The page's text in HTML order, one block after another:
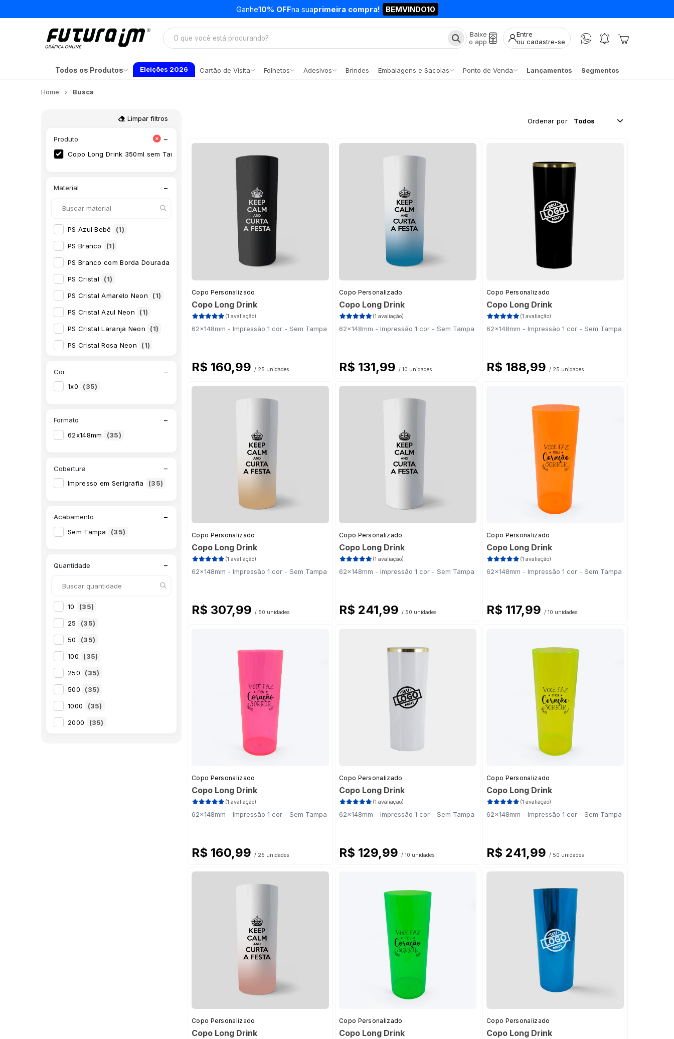
Ganhe10% OFFna suaprimeira compra! BEMVINDO10
Baixe
o app
Entre
ou cadastre-se
Todos os Produtos Eleições 2026 Cartão de Visita Folhetos Adesivos Brindes Embalagens e Sacolas Ponto de Venda Lançamentos Segmentos
Home Busca
Limpar filtros
Produto −
Copo Long Drink 350ml sem Tampa
Material −
PS Azul Bebê (1)
PS Branco (1)
PS Branco com Borda Dourada
PS Cristal (1)
PS Cristal Amarelo Neon (1)
PS Cristal Azul Neon (1)
PS Cristal Laranja Neon (1)
PS Cristal Rosa Neon (1)
PS Metalizado Dourado
PS Metalizado Prata
PS Metalizado Rosa Bebê
PS Metalizado Rosé Gold
PS Metalizado Roxo
PS Preto
PS Preto com Borda Dourada
PS Pérola
Cor −
1x0 (35)
Formato −
62x148mm (35)
Cobertura −
Impresso em Serigrafia (35)
Acabamento −
Sem Tampa (35)
Quantidade −
10 (35)
25 (35)
50 (35)
100 (35)
250 (35)
500 (35)
1000 (35)
2000 (35)
Ordenar por
Copo Personalizado
Copo Long Drink
(1 avaliação)
62x148mm - Impressão 1 cor - Sem Tampa
R$ 160,99 / 25 unidades
Copo Personalizado
Copo Long Drink
(1 avaliação)
62x148mm - Impressão 1 cor - Sem Tampa
R$ 131,99 / 10 unidades
Copo Personalizado
Copo Long Drink
(1 avaliação)
62x148mm - Impressão 1 cor - Sem Tampa
R$ 188,99 / 25 unidades
Copo Personalizado
Copo Long Drink
(1 avaliação)
62x148mm - Impressão 1 cor - Sem Tampa
R$ 307,99 / 50 unidades
Copo Personalizado
Copo Long Drink
(1 avaliação)
62x148mm - Impressão 1 cor - Sem Tampa
R$ 241,99 / 50 unidades
Copo Personalizado
Copo Long Drink
(1 avaliação)
62x148mm - Impressão 1 cor - Sem Tampa
R$ 117,99 / 10 unidades
Copo Personalizado
Copo Long Drink
(1 avaliação)
62x148mm - Impressão 1 cor - Sem Tampa
R$ 160,99 / 25 unidades
Copo Personalizado
Copo Long Drink
(1 avaliação)
62x148mm - Impressão 1 cor - Sem Tampa
R$ 129,99 / 10 unidades
Copo Personalizado
Copo Long Drink
(1 avaliação)
62x148mm - Impressão 1 cor - Sem Tampa
R$ 241,99 / 50 unidades
Copo Personalizado
Copo Long Drink
Copo Personalizado
Copo Long Drink
Copo Personalizado
Copo Long Drink